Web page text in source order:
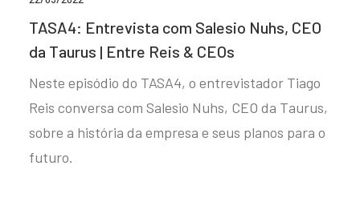
TASA4: Entrevista com Salesio Nuhs, CEO
da Taurus | Entre Reis & CEOs
Neste episódio do TASA4, o entrevistador Tiago
Reis conversa com Salesio Nuhs, CEO da Taurus,
sobre a história da empresa e seus planos para o
futuro.